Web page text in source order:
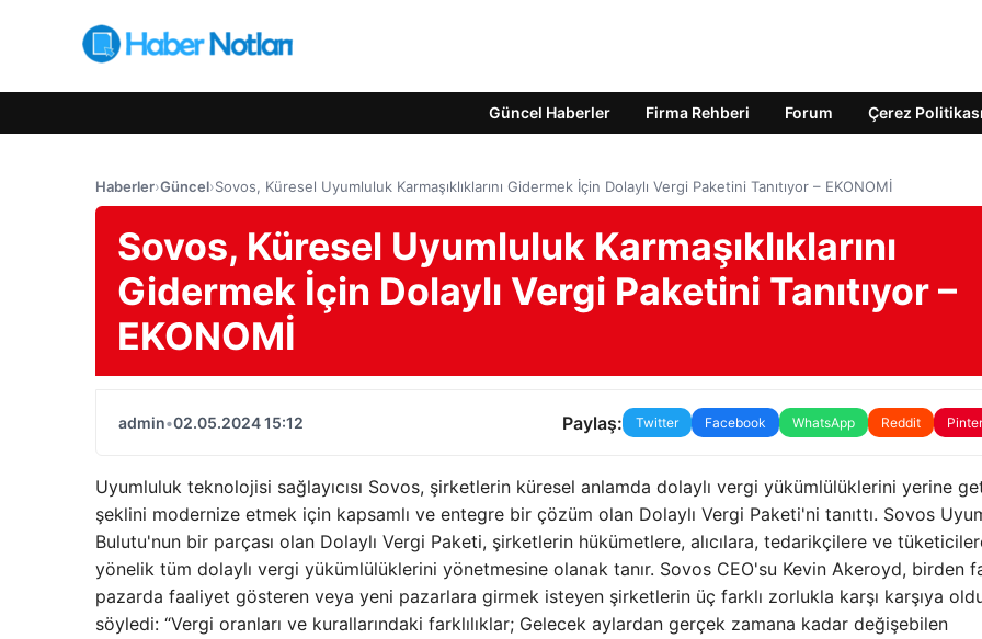
Güncel Haberler Firma Rehberi Forum Çerez Politikası
Haberler›Güncel›Sovos, Küresel Uyumluluk Karmaşıklıklarını Gidermek İçin Dolaylı Vergi Paketini Tanıtıyor – EKONOMİ
Sovos, Küresel Uyumluluk Karmaşıklıklarını
Gidermek İçin Dolaylı Vergi Paketini Tanıtıyor –
EKONOMİ
admin•02.05.2024 15:12 Paylaş: Twitter Facebook WhatsApp Reddit
Uyumluluk teknolojisi sağlayıcısı Sovos, şirketlerin küresel anlamda dolaylı vergi yükümlülüklerini yerine
şeklini modernize etmek için kapsamlı ve entegre bir çözüm olan Dolaylı Vergi Paketi'ni tanıttı. Sovos
Bulutu'nun bir parçası olan Dolaylı Vergi Paketi, şirketlerin hükümetlere, alıcılara, tedarikçilere ve
yönelik tüm dolaylı vergi yükümlülüklerini yönetmesine olanak tanır. Sovos CEO'su Kevin Akeroyd, birden
pazarda faaliyet gösteren veya yeni pazarlara girmek isteyen şirketlerin üç farklı zorlukla karşı karşıya
söyledi: “Vergi oranları ve kurallarındaki farklılıklar; Gelecek aylardan gerçek zamana kadar değişebilen